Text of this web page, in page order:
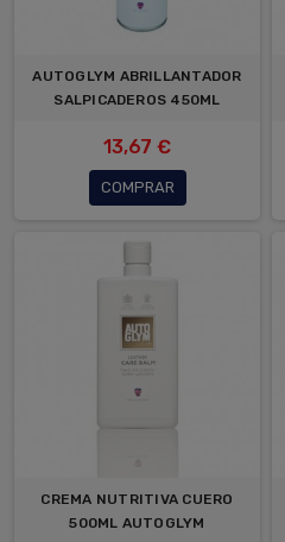
AUTOGLYM ABRILLANTADOR
SALPICADEROS 450ML
13,67 €
COMPRAR
CREMA NUTRITIVA CUERO
500ML AUTOGLYM